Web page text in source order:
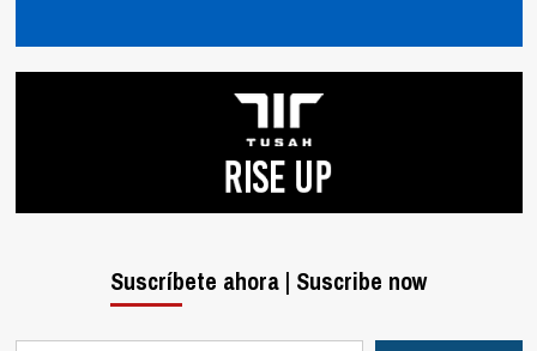
Suscríbete ahora | Suscribe now
Escribe tu correo electrónico…